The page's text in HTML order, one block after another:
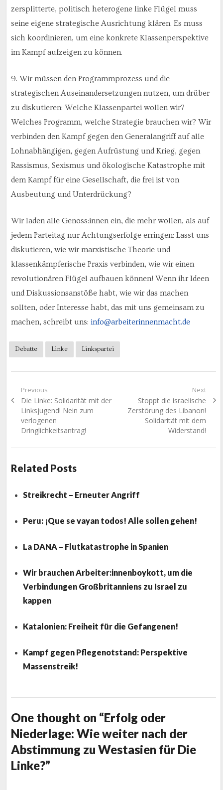
zersplitterte, politisch heterogene linke Flügel muss
seine eigene strategische Ausrichtung klären. Es muss
sich koordinieren, um eine konkrete Klassenperspektive
im Kampf aufzeigen zu können.
9. Wir müssen den Programmprozess und die
strategischen Auseinandersetzungen nutzen, um drüber
zu diskutieren: Welche Klassenpartei wollen wir?
Welches Programm, welche Strategie brauchen wir? Wir
verbinden den Kampf gegen den Generalangriff auf alle
Lohnabhängigen, gegen Aufrüstung und Krieg, gegen
Rassismus, Sexismus und ökologische Katastrophe mit
dem Kampf für eine Gesellschaft, die frei ist von
Ausbeutung und Unterdrückung?
Wir laden alle Genoss:innen ein, die mehr wollen, als auf
jedem Parteitag nur Achtungserfolge erringen: Lasst uns
diskutieren, wie wir marxistische Theorie und
klassenkämpferische Praxis verbinden, wie wir einen
revolutionären Flügel aufbauen können! Wenn ihr Ideen
und Diskussionsanstöße habt, wie wir das machen
sollten, oder Interesse habt, das mit uns gemeinsam zu
machen, schreibt uns: info@arbeiterinnenmacht.de
Debatte Linke Linkspartei
Beitragsnavigation
Previous
Previous
post:
Die Linke: Solidarität mit der
Linksjugend! Nein zum
verlogenen
Dringlichkeitsantrag!
Next
Next
post:
Stoppt die israelische
Zerstörung des Libanon!
Solidarität mit dem
Widerstand!
Related Posts
Streikrecht – Erneuter Angriff
Peru: ¡Que se vayan todos! Alle sollen gehen!
La DANA – Flutkatastrophe in Spanien
Wir brauchen Arbeiter:innenboykott, um die
Verbindungen Großbritanniens zu Israel zu
kappen
Katalonien: Freiheit für die Gefangenen!
Kampf gegen Pflegenotstand: Perspektive
Massenstreik!
One thought on “Erfolg oder
Niederlage: Wie weiter nach der
Abstimmung zu Westasien für Die
Linke?”